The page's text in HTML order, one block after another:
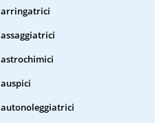
arringatrici
assaggiatrici
astrochimici
auspici
autonoleggiatrici